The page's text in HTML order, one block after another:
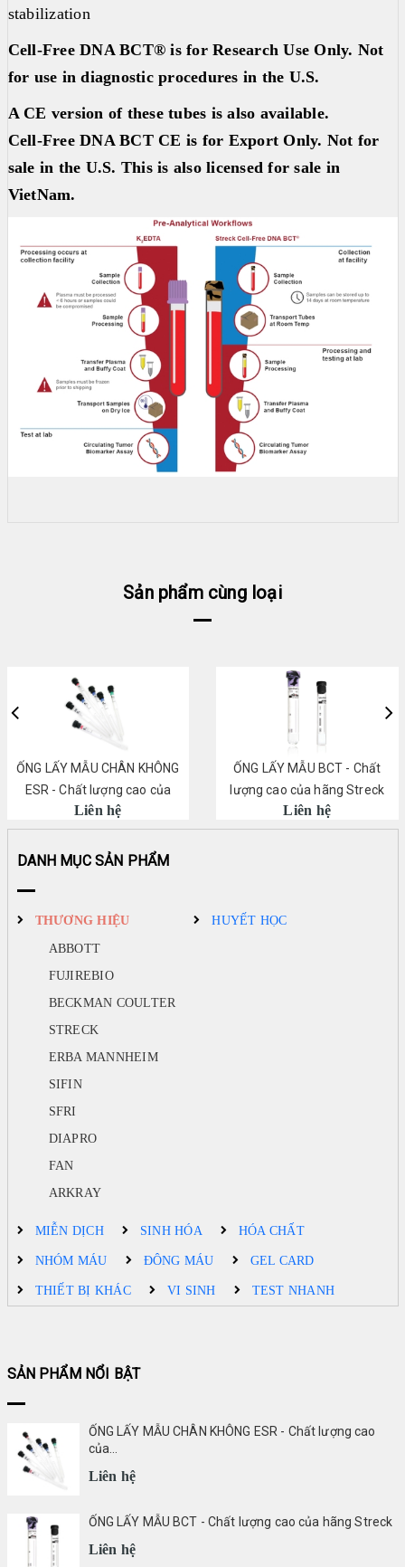
stabilization
Cell-Free DNA BCT® is for Research Use Only. Not
for use in diagnostic procedures in the U.S.
A CE version of these tubes is also available.
Cell-Free DNA BCT CE is for Export Only. Not for
sale in the U.S. This is also licensed for sale in
VietNam.
Sản phẩm cùng loại
ỐNG LẤY MẪU CHÂN KHÔNG
ESR - Chất lượng cao của
hãng Streck
Liên hệ
ỐNG LẤY MẪU BCT - Chất
lượng cao của hãng Streck
Liên hệ
DANH MỤC SẢN PHẨM
THƯƠNG HIỆU
ABBOTT
FUJIREBIO
BECKMAN COULTER
STRECK
ERBA MANNHEIM
SIFIN
SFRI
DIAPRO
FAN
ARKRAY
HUYẾT HỌC
MIỄN DỊCH SINH HÓA HÓA CHẤT
NHÓM MÁU ĐÔNG MÁU GEL CARD
THIẾT BỊ KHÁC VI SINH TEST NHANH
SẢN PHẨM NỔI BẬT
ỐNG LẤY MẪU CHÂN KHÔNG ESR - Chất lượng cao
của...
Liên hệ
ỐNG LẤY MẪU BCT - Chất lượng cao của hãng Streck
Liên hệ